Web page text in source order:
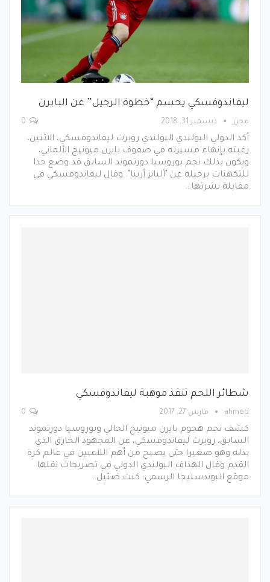
ليفاندوفسكي يحسم “خطوة الرحيل” عن البايرن
محرر ديسمبر 31, 2018
أكد الدولي البولندي البولندي روبرت ليفاندوفسكي، الاثنين،
رغبته بإنهاء مسيرته في صفوف بايرن ميونيخ الألماني،
ويكون بذلك نجم بوروسيا دورتموند السابق قد وضع حدا
للتكهنات برحيله عن "أليانز أرينا". وقال ليفاندوفسكي في
مقابلة نشرتها…
شطائر اللحم تنقذ موهبة ليفاندوفسكي
ahmed مارس 27, 2017
كشف نجم هجوم بايرن ميونيخ الحالي وبوروسيا دورتموند
السابق، روبرت ليفاندوفسكي، عن المجهود الخارق الذي
بذله وهو صغيرا حتى يصبح من أهم اللاعبين في عالم كرة
القدم وقال الهداف البولندي الدولي في تصريحات نقلها
موقع البوندسليجا الرسمي: كنت ضئيل…